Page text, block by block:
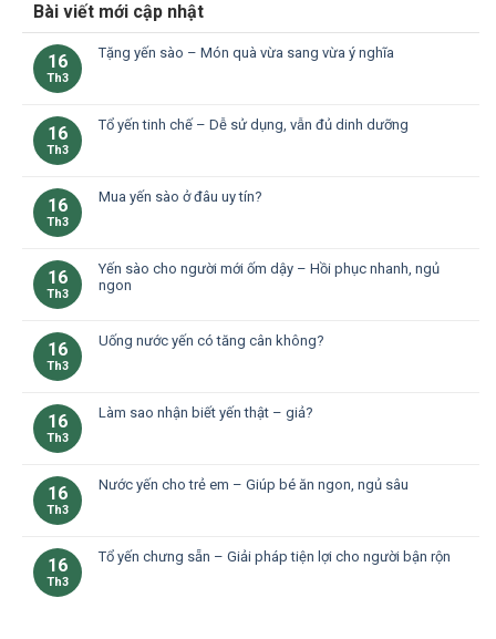
Bài viết mới cập nhật
16
Th3
Tặng yến sào – Món quà vừa sang vừa ý nghĩa
16
Th3
Tổ yến tinh chế – Dễ sử dụng, vẫn đủ dinh dưỡng
16
Th3
Mua yến sào ở đâu uy tín?
16
Th3
Yến sào cho người mới ốm dậy – Hồi phục nhanh, ngủ
ngon
16
Th3
Uống nước yến có tăng cân không?
16
Th3
Làm sao nhận biết yến thật – giả?
16
Th3
Nước yến cho trẻ em – Giúp bé ăn ngon, ngủ sâu
16
Th3
Tổ yến chưng sẵn – Giải pháp tiện lợi cho người bận rộn